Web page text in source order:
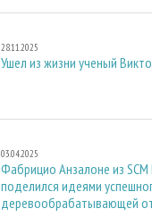
28.11.2025
Ушел из жизни ученый
03.04.2025
Фабрицио Анзалоне из
поделился идеями
деревообрабатывающей